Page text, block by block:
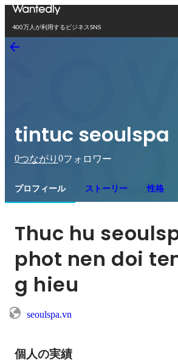
400万人が利用するビジネスSNS
tintuc seoulspa
0つながり 0フォロワー
プロフィール ストーリー 性格
Thuc hu
phot nen doi
g hieu
seoulspa.vn
個人の実績